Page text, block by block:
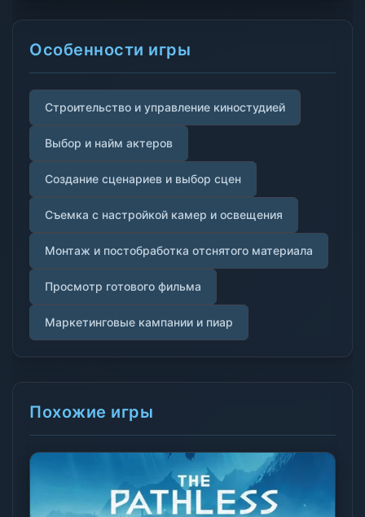
Особенности игры
Строительство и управление киностудией
Выбор и найм актеров
Создание сценариев и выбор сцен
Съемка с настройкой камер и освещения
Монтаж и постобработка отснятого материала
Просмотр готового фильма
Маркетинговые кампании и пиар
Похожие игры